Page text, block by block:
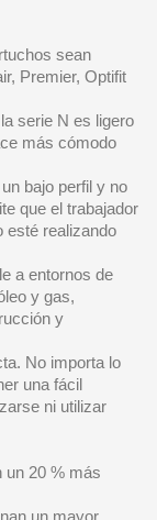
sean
Premier, Optifit
serie N es ligero
más cómodo
bajo perfil y no
que el trabajador
esté realizando
a entornos de
y gas,
y
No importa lo
una fácil
ni utilizar
un 20 % más